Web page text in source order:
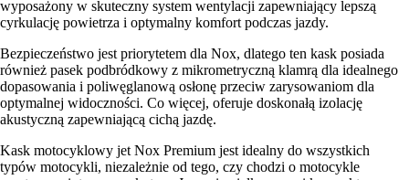
wyposażony w skuteczny system wentylacji zapewniający lepszą
cyrkulację powietrza i optymalny komfort podczas jazdy.
Bezpieczeństwo jest priorytetem dla Nox, dlatego ten kask posiada
również pasek podbródkowy z mikrometryczną klamrą dla idealnego
dopasowania i poliwęglanową osłonę przeciw zarysowaniom dla
optymalnej widoczności. Co więcej, oferuje doskonałą izolację
akustyczną zapewniającą cichą jazdę.
Kask motocyklowy jet Nox Premium jest idealny do wszystkich
typów motocykli, niezależnie od tego, czy chodzi o motocykle